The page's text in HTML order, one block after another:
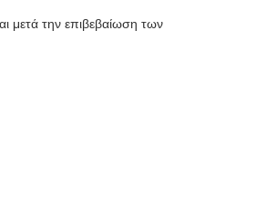
μετά την επιβεβαίωση των